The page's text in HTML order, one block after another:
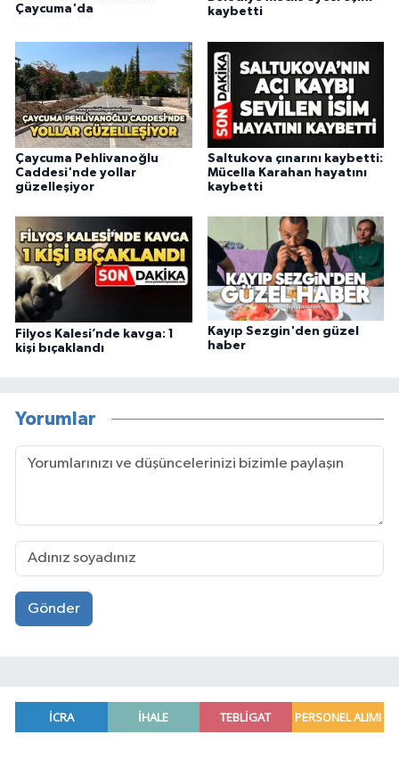
Çaycuma'da
kaybetti
Çaycuma Pehlivanoğlu
Caddesi'nde yollar
güzelleşiyor
Saltukova çınarını kaybetti:
Mücella Karahan hayatını
kaybetti
Filyos Kalesi’nde kavga: 1
kişi bıçaklandı
Kayıp Sezgin'den güzel
haber
Yorumlar
Gönder